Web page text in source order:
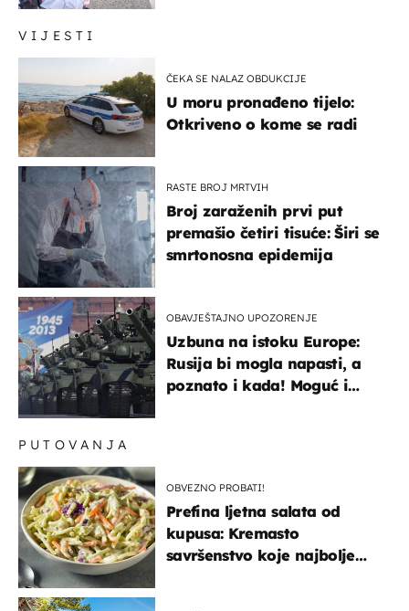
VIJESTI
ČEKA SE NALAZ OBDUKCIJE
U moru pronađeno tijelo:
Otkriveno o kome se radi
RASTE BROJ MRTVIH
Broj zaraženih prvi put
premašio četiri tisuće: Širi se
smrtonosna epidemija
OBAVJEŠTAJNO UPOZORENJE
Uzbuna na istoku Europe:
Rusija bi mogla napasti, a
poznato i kada! Moguć i
PUTOVANJA
OBVEZNO PROBATI!
Prefina ljetna salata od
kupusa: Kremasto
savršenstvo koje najbolje